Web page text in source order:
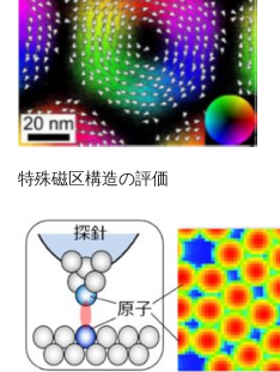
特殊磁区構造の評価